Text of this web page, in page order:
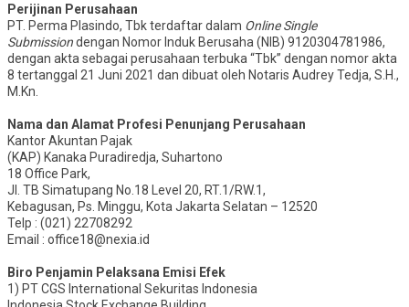
Perijinan Perusahaan
PT. Perma Plasindo, Tbk terdaftar dalam Online Single
Submissiondengan Nomor Induk Berusaha (NIB) 9120304781986,
dengan akta sebagai perusahaan terbuka “Tbk” dengan nomor akta
8 tertanggal 21 Juni 2021 dan dibuat oleh Notaris Audrey Tedja, S.H.,
M.Kn.
Nama dan Alamat Profesi Penunjang Perusahaan
Kantor Akuntan Pajak
(KAP) Kanaka Puradiredja, Suhartono
18 Office Park,
Jl. TB Simatupang No.18 Level 20, RT.1/RW.1,
Kebagusan, Ps. Minggu, Kota Jakarta Selatan – 12520
Telp : (021) 22708292
Email : office18@nexia.id
Biro Penjamin Pelaksana Emisi Efek
1) PT CGS International Sekuritas Indonesia